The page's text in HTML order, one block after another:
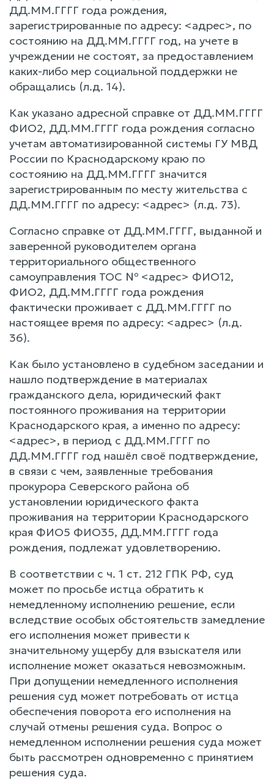
ДД.ММ.ГГГГ года рождения,
зарегистрированные по адресу: <адрес>, по
состоянию на ДД.ММ.ГГГГ год, на учете в
учреждении не состоят, за предоставлением
каких-либо мер социальной поддержки не
обращались (л.д. 14).
Как указано адресной справке от ДД.ММ.ГГГГ
ФИО2, ДД.ММ.ГГГГ года рождения согласно
учетам автоматизированной системы ГУ МВД
России по Краснодарскому краю по
состоянию на ДД.ММ.ГГГГ значится
зарегистрированным по месту жительства с
ДД.ММ.ГГГГ по адресу: <адрес> (л.д. 73).
Согласно справке от ДД.ММ.ГГГГ, выданной и
заверенной руководителем органа
территориального общественного
самоуправления ТОС № <адрес> ФИО12,
ФИО2, ДД.ММ.ГГГГ года рождения
фактически проживает с ДД.ММ.ГГГГ по
настоящее время по адресу: <адрес> (л.д.
36).
Как было установлено в судебном заседании и
нашло подтверждение в материалах
гражданского дела, юридический факт
постоянного проживания на территории
Краснодарского края, а именно по адресу:
<адрес>, в период с ДД.ММ.ГГГГ по
ДД.ММ.ГГГГ год нашёл своё подтверждение,
в связи с чем, заявленные требования
прокурора Северского района об
установлении юридического факта
проживания на территории Краснодарского
края ФИО5 ФИО35, ДД.ММ.ГГГГ года
рождения, подлежат удовлетворению.
В соответствии с ч. 1 ст. 212 ГПК РФ, суд
может по просьбе истца обратить к
немедленному исполнению решение, если
вследствие особых обстоятельств замедление
его исполнения может привести к
значительному ущербу для взыскателя или
исполнение может оказаться невозможным.
При допущении немедленного исполнения
решения суд может потребовать от истца
обеспечения поворота его исполнения на
случай отмены решения суда. Вопрос о
немедленном исполнении решения суда может
быть рассмотрен одновременно с принятием
решения суда.